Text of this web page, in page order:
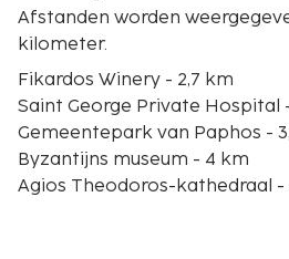
Afstanden worden
kilometer.
Fikardos Winery - 2,7 km
Saint George Private Hospital
Gemeentepark van Paphos -
Byzantijns museum - 4 km
Agios Theodoros-kathedraal -